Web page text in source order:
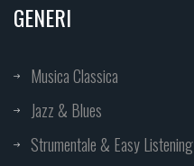
GENERI
Musica Classica
Jazz & Blues
Strumentale & Easy Listening